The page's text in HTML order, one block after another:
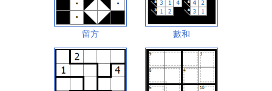
留方 數和